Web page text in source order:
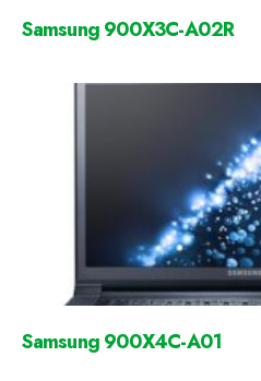
Samsung 900X3C-A02R
Samsung 900X4C-A01